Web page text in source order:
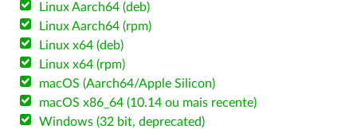
Linux Aarch64 (deb)
Linux Aarch64 (rpm)
Linux x64 (deb)
Linux x64 (rpm)
macOS (Aarch64/Apple Silicon)
macOS x86_64 (10.14 ou mais recente)
Windows (32 bit, deprecated)